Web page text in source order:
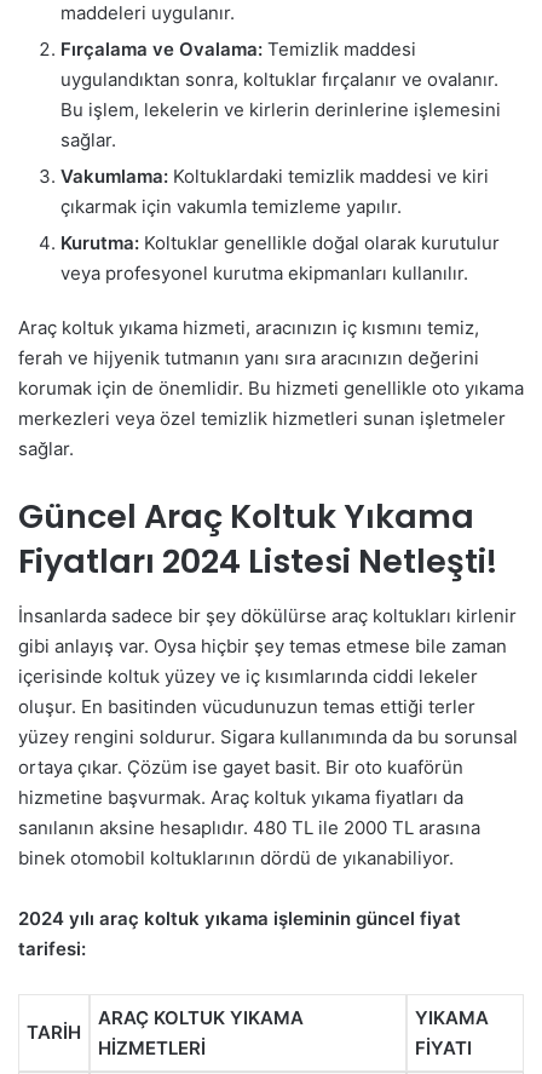
maddeleri uygulanır.
Fırçalama ve Ovalama: Temizlik maddesi
uygulandıktan sonra, koltuklar fırçalanır ve ovalanır.
Bu işlem, lekelerin ve kirlerin derinlerine işlemesini
sağlar.
Vakumlama: Koltuklardaki temizlik maddesi ve kiri
çıkarmak için vakumla temizleme yapılır.
Kurutma: Koltuklar genellikle doğal olarak kurutulur
veya profesyonel kurutma ekipmanları kullanılır.
Araç koltuk yıkama hizmeti, aracınızın iç kısmını temiz,
ferah ve hijyenik tutmanın yanı sıra aracınızın değerini
korumak için de önemlidir. Bu hizmeti genellikle oto yıkama
merkezleri veya özel temizlik hizmetleri sunan işletmeler
sağlar.
Güncel Araç Koltuk Yıkama
Fiyatları 2024 Listesi Netleşti!
İnsanlarda sadece bir şey dökülürse araç koltukları kirlenir
gibi anlayış var. Oysa hiçbir şey temas etmese bile zaman
içerisinde koltuk yüzey ve iç kısımlarında ciddi lekeler
oluşur. En basitinden vücudunuzun temas ettiği terler
yüzey rengini soldurur. Sigara kullanımında da bu sorunsal
ortaya çıkar. Çözüm ise gayet basit. Bir oto kuaförün
hizmetine başvurmak. Araç koltuk yıkama fiyatları da
sanılanın aksine hesaplıdır. 480 TL ile 2000 TL arasına
binek otomobil koltuklarının dördü de yıkanabiliyor.
2024 yılı araç koltuk yıkama işleminin güncel fiyat
tarifesi:
TARİH
ARAÇ KOLTUK YIKAMA
HİZMETLERİ
YIKAMA
FİYATI